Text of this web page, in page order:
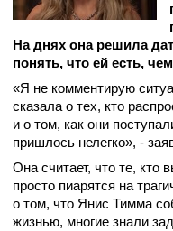
На днях она решила
понять, что ей есть,
«Я не комментирую
сказала о тех, кто
и о том, как они
пришлось нелегко», -
Она считает, что те, кто
просто пиарятся на
о том, что Янис Тимма
жизнью, многие знали